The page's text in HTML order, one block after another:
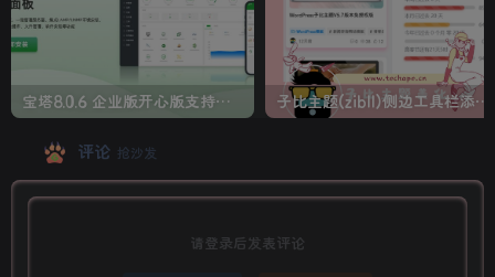
宝塔8.0.6 企业版开心版支持最新升级【一键脚本】 子比主题(zibll)侧边工具栏添加人生倒计时美化
评论 抢沙发
请登录后发表评论